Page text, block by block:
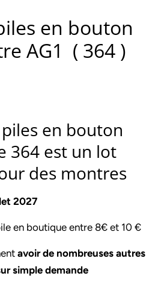
en bouton
AG1 ( 364 )
en bouton
364 est un lot
des montres
2027
en boutique entre 8€ et 10 €
avoir de nombreuses autres
simple demande